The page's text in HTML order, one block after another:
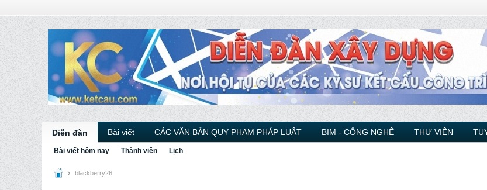
Diễn đàn Bài viết CÁC VĂN BẢN QUY PHẠM PHÁP LUẬT BIM - CÔNG NGHỆ THƯ VIỆN
Bài viết hôm nay Thành viên Lịch
blackberry26